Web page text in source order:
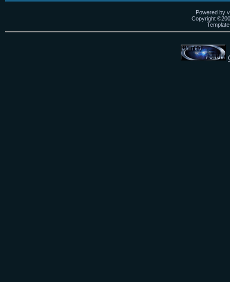
Powered by
Copyright